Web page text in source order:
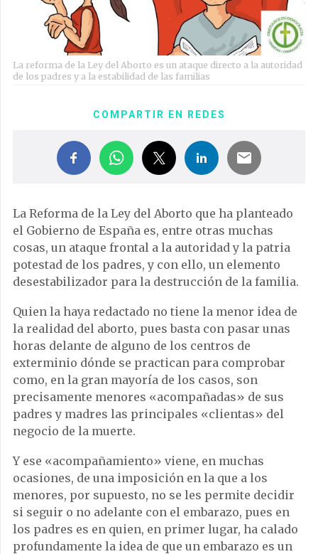
La reforma de la Ley del Aborto es un ataque directo a la autoridad
de los padres y a la estabilidad de las familias
COMPARTIR EN REDES
La Reforma de la Ley del Aborto que ha planteado
el Gobierno de España es, entre otras muchas
cosas, un ataque frontal a la autoridad y la patria
potestad de los padres, y con ello, un elemento
desestabilizador para la destrucción de la familia.
Quien la haya redactado no tiene la menor idea de
la realidad del aborto, pues basta con pasar unas
horas delante de alguno de los centros de
exterminio dónde se practican para comprobar
como, en la gran mayoría de los casos, son
precisamente menores «acompañadas» de sus
padres y madres las principales «clientas» del
negocio de la muerte.
Y ese «acompañamiento» viene, en muchas
ocasiones, de una imposición en la que a los
menores, por supuesto, no se les permite decidir
si seguir o no adelante con el embarazo, pues en
los padres es en quien, en primer lugar, ha calado
profundamente la idea de que un embarazo es un